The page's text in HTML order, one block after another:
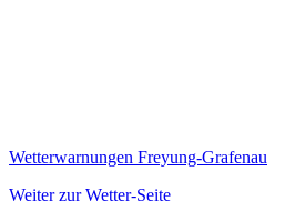
Wetterwarnungen Freyung-Grafenau
Weiter zur Wetter-Seite